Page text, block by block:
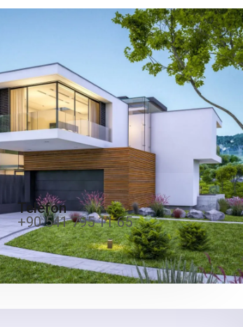
Telefon
+90 541 795 11 65